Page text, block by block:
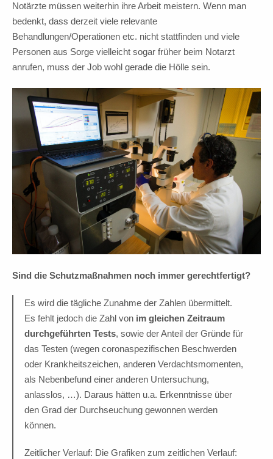
Notärzte müssen weiterhin ihre Arbeit meistern. Wenn man
bedenkt, dass derzeit viele relevante
Behandlungen/Operationen etc. nicht stattfinden und viele
Personen aus Sorge vielleicht sogar früher beim Notarzt
anrufen, muss der Job wohl gerade die Hölle sein.
Sind die Schutzmaßnahmen noch immer gerechtfertigt?
Es wird die tägliche Zunahme der Zahlen übermittelt.
Es fehlt jedoch die Zahl von im gleichen Zeitraum
durchgeführten Tests, sowie der Anteil der Gründe für
das Testen (wegen coronaspezifischen Beschwerden
oder Krankheitszeichen, anderen Verdachtsmomenten,
als Nebenbefund einer anderen Untersuchung,
anlasslos, …). Daraus hätten u.a. Erkenntnisse über
den Grad der Durchseuchung gewonnen werden
können.
Zeitlicher Verlauf: Die Grafiken zum zeitlichen Verlauf: